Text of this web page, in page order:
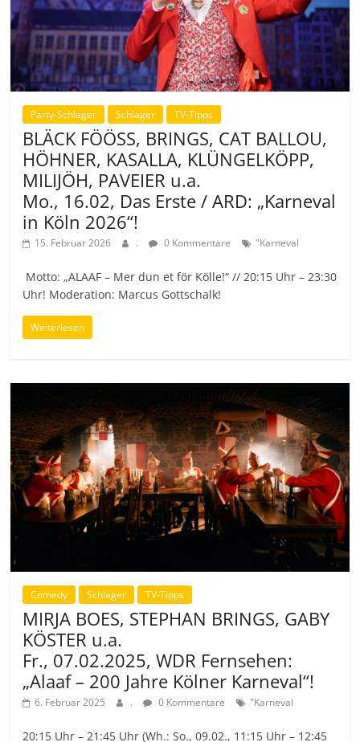
Party-Schlager Schlager TV-Tipps
BLÄCK FÖÖSS, BRINGS, CAT BALLOU,
HÖHNER, KASALLA, KLÜNGELKÖPP,
MILIJÖH, PAVEIER u.a.
Mo., 16.02, Das Erste / ARD: „Karneval
in Köln 2026“!
15. Februar 2026 . 0 Kommentare "Karneval
Motto: „ALAAF – Mer dun et för Kölle!“ // 20:15 Uhr – 23:30
Uhr! Moderation: Marcus Gottschalk!
Weiterlesen
Comedy Schlager TV-Tipps
MIRJA BOES, STEPHAN BRINGS, GABY
KÖSTER u.a.
Fr., 07.02.2025, WDR Fernsehen:
„Alaaf – 200 Jahre Kölner Karneval“!
6. Februar 2025 . 0 Kommentare "Karneval
20:15 Uhr – 21:45 Uhr (Wh.: So., 09.02., 11:15 Uhr – 12:45